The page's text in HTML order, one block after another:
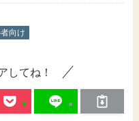
向け
してね！